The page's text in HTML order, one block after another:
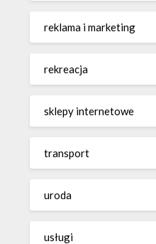
reklama i marketing
rekreacja
sklepy internetowe
transport
uroda
usługi